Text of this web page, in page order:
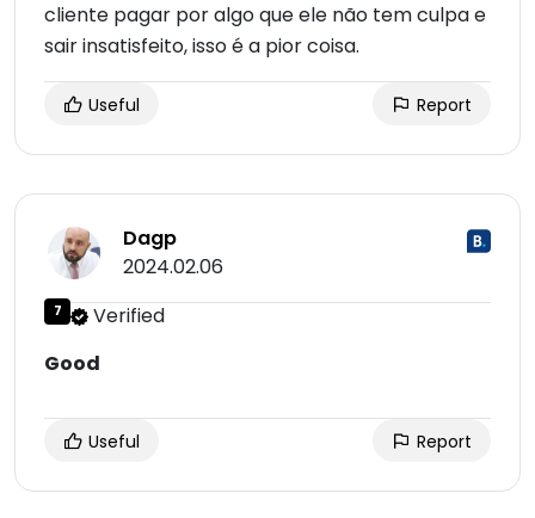
cliente pagar por algo que ele não tem culpa e
sair insatisfeito, isso é a pior coisa.
Useful Report
Dagp
2024.02.06
7
Verified
Good
Useful Report